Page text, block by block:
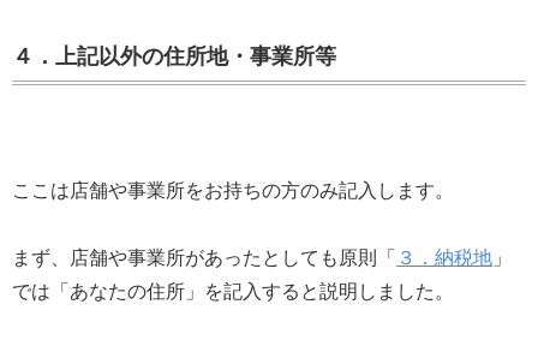
４．上記以外の住所地・事業所等
ここは店舗や事業所をお持ちの方のみ記入します。
まず、店舗や事業所があったとしても原則「 ３．納税地 」
では「あなたの住所」を記入すると説明しました。